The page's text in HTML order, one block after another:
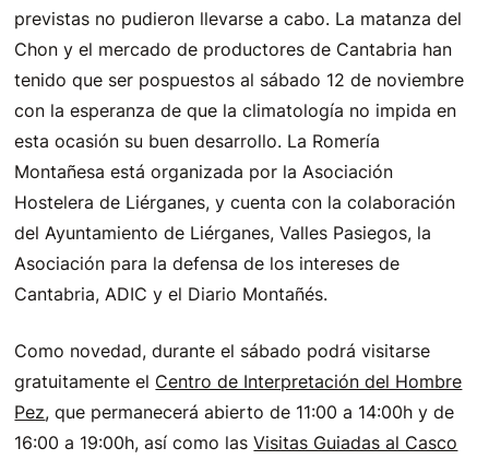
previstas no pudieron llevarse a cabo. La matanza del
Chon y el mercado de productores de Cantabria han
tenido que ser pospuestos al sábado 12 de noviembre
con la esperanza de que la climatología no impida en
esta ocasión su buen desarrollo. La Romería
Montañesa está organizada por la Asociación
Hostelera de Liérganes, y cuenta con la colaboración
del Ayuntamiento de Liérganes, Valles Pasiegos, la
Asociación para la defensa de los intereses de
Cantabria, ADIC y el Diario Montañés.
Como novedad, durante el sábado podrá visitarse
gratuitamente el Centro de Interpretación del Hombre
Pez, que permanecerá abierto de 11:00 a 14:00h y de
16:00 a 19:00h, así como lasVisitas Guiadas al Casco